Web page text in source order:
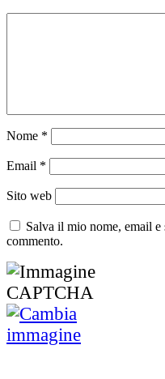
Nome *
Email *
Sito web
Salva il mio nome, email
commento.